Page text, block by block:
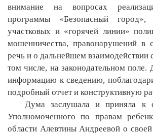
внимание на вопросах
программы «Безопасный
участковых и «горячей линии»
мошенничества, правонарушений
речь и о дальнейшем
том числе, на законодательном поле.
информацию к сведению,
подробный отчет и конструктивную
Дума заслушала и приняла к
Уполномоченного по правам
области Алевтины Андреевой о